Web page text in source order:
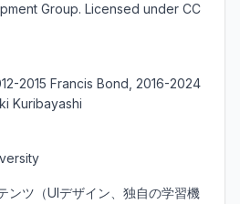
Group. Licensed under CC
2015 Francis Bond, 2016-2024
Kuribayashi
ンツ（UIデザイン、独自の学習機